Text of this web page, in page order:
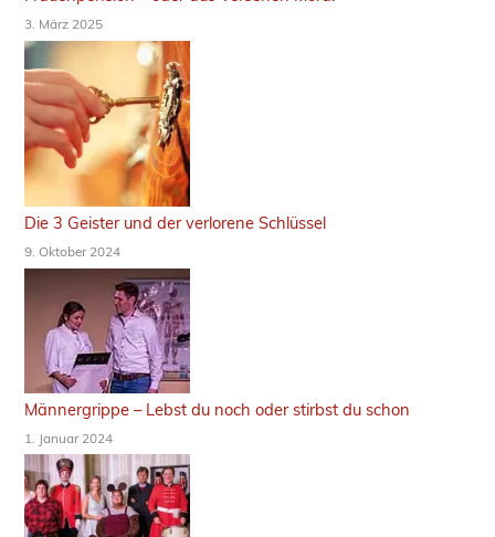
3. März 2025
Die 3 Geister und der verlorene Schlüssel
9. Oktober 2024
Männergrippe – Lebst du noch oder stirbst du schon
1. Januar 2024